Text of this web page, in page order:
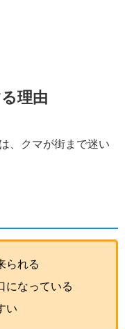
理由
、クマが街まで迷い
られる
になっている
い